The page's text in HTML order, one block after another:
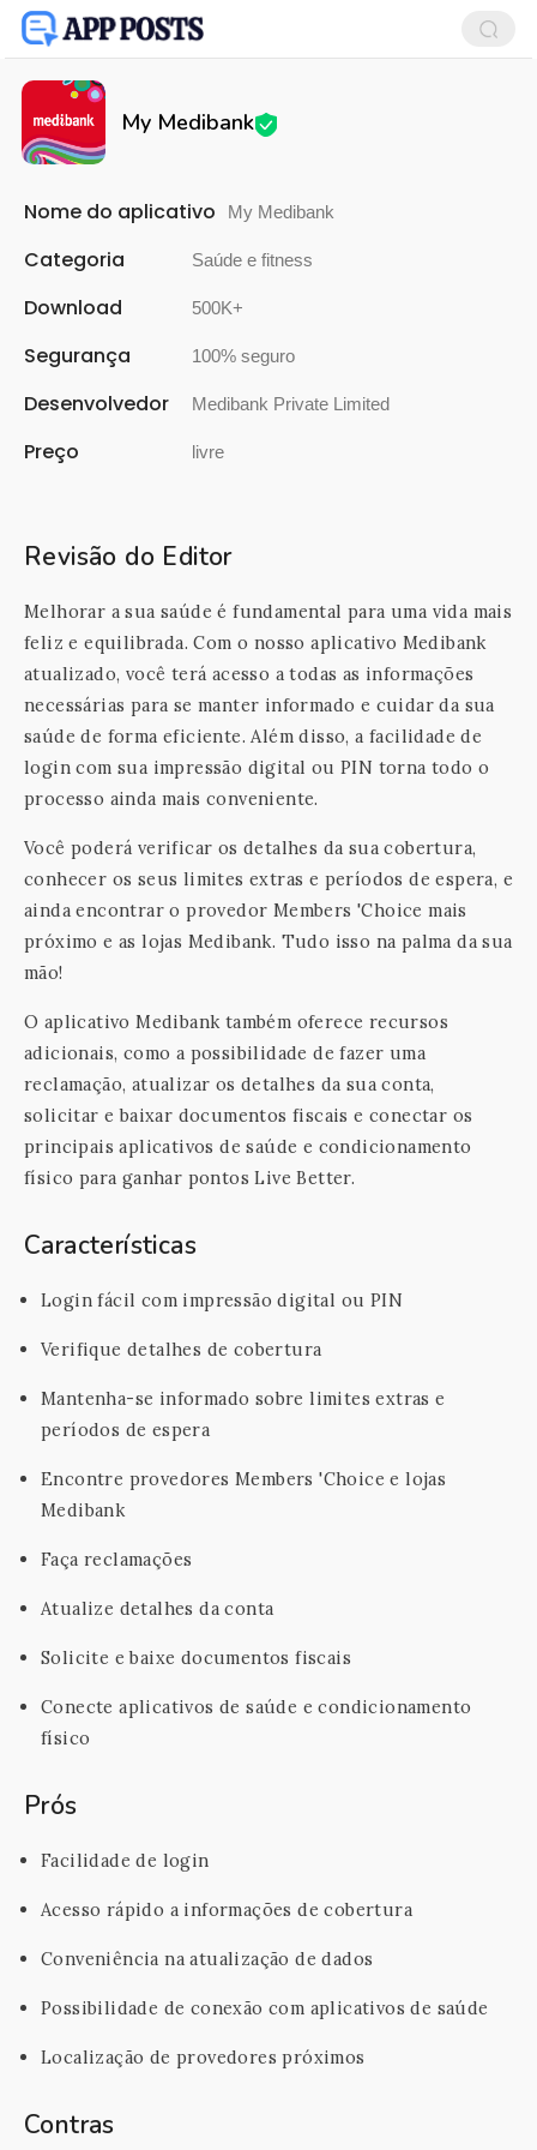
My Medibank
Nome do aplicativo My Medibank
Categoria Saúde e fitness
Download 500K+
Segurança 100% seguro
Desenvolvedor Medibank Private Limited
Preço livre
Revisão do Editor
Melhorar a sua saúde é fundamental para uma vida mais
feliz e equilibrada. Com o nosso aplicativo Medibank
atualizado, você terá acesso a todas as informações
necessárias para se manter informado e cuidar da sua
saúde de forma eficiente. Além disso, a facilidade de
login com sua impressão digital ou PIN torna todo o
processo ainda mais conveniente.
Você poderá verificar os detalhes da sua cobertura,
conhecer os seus limites extras e períodos de espera, e
ainda encontrar o provedor Members 'Choice mais
próximo e as lojas Medibank. Tudo isso na palma da sua
mão!
O aplicativo Medibank também oferece recursos
adicionais, como a possibilidade de fazer uma
reclamação, atualizar os detalhes da sua conta,
solicitar e baixar documentos fiscais e conectar os
principais aplicativos de saúde e condicionamento
físico para ganhar pontos Live Better.
Características
Login fácil com impressão digital ou PIN
Verifique detalhes de cobertura
Mantenha-se informado sobre limites extras e
períodos de espera
Encontre provedores Members 'Choice e lojas
Medibank
Faça reclamações
Atualize detalhes da conta
Solicite e baixe documentos fiscais
Conecte aplicativos de saúde e condicionamento
físico
Prós
Facilidade de login
Acesso rápido a informações de cobertura
Conveniência na atualização de dados
Possibilidade de conexão com aplicativos de saúde
Localização de provedores próximos
Contras